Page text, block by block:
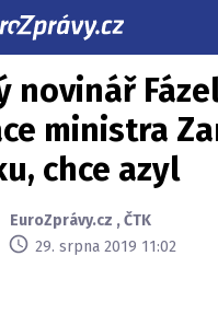
novinář
ministra
chce azyl
EuroZprávy.cz ,ČTK
29. srpna 2019 11:02